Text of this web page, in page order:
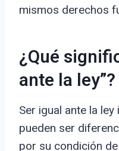
mismos derechos
¿Qué
ante la ley”?
Ser igual ante la
pueden ser
por su condición